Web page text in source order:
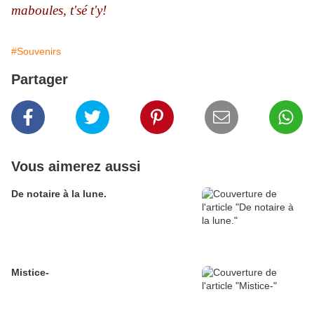
maboules, t'sé t'y!
#Souvenirs
Partager
Vous aimerez aussi
De notaire à la lune.
Mistice-